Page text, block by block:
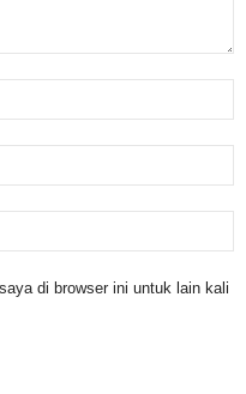
di browser ini untuk lain kali